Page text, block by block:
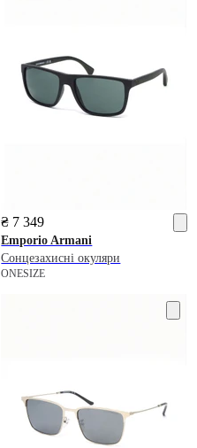
₴ 7 349
Emporio Armani
Сонцезахисні окуляри
ONESIZE